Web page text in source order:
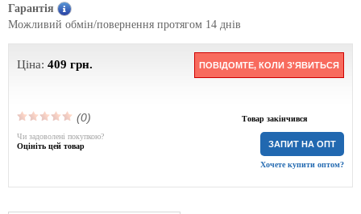
Гарантія
Можливий обмін/повернення протягом 14 днів
Ціна: 409 грн. ПОВІДОМТЕ, КОЛИ З'ЯВИТЬСЯ
(0) Товар закінчився
ЗАПИТ НА ОПТ
Хочете купити оптом?
Чи задоволені покупкою?
Оцініть цей товар